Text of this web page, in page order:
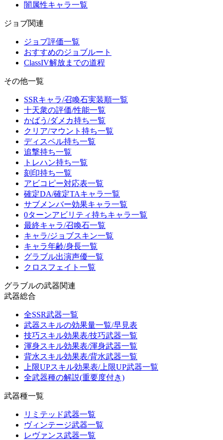
闇属性キャラ一覧
ジョブ関連
ジョブ評価一覧
おすすめのジョブルート
ClassIV解放までの道程
その他一覧
SSRキャラ/召喚石実装順一覧
十天衆の評価/性能一覧
かばう/ダメカ持ち一覧
クリア/マウント持ち一覧
ディスペル持ち一覧
追撃持ち一覧
トレハン持ち一覧
刻印持ち一覧
アビコピー対応表一覧
確定DA/確定TAキャラ一覧
サブメンバー効果キャラ一覧
0ターンアビリティ持ちキャラ一覧
最終キャラ/召喚石一覧
キャラ/ジョブスキン一覧
キャラ年齢/身長一覧
グラブル出演声優一覧
クロスフェイト一覧
グラブルの武器関連
武器総合
全SSR武器一覧
武器スキルの効果量一覧/早見表
技巧スキル効果表/技巧武器一覧
渾身スキル効果表/渾身武器一覧
背水スキル効果表/背水武器一覧
上限UPスキル効果表/上限UP武器一覧
全武器種の解説(重要度付き)
武器種一覧
リミテッド武器一覧
ヴィンテージ武器一覧
レヴァンス武器一覧